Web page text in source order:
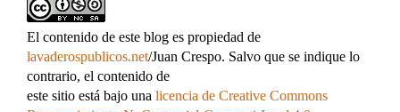
El contenido de este blog es propiedad de
lavaderospublicos.net/Juan Crespo. Salvo que se indique lo
contrario, el contenido de
este sitio está bajo una licencia de Creative Commons